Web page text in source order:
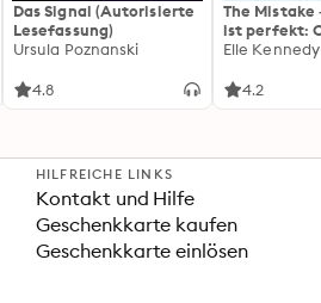
Das Signal (Autorisierte
Lesefassung)
Ursula Poznanski
4.8
The Mistake
ist perfekt:
2 | Roman
Elle Kennedy
4.2
HILFREICHE LINKS
Kontakt und Hilfe
Geschenkkarte kaufen
Geschenkkarte einlösen